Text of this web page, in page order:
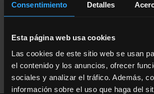
Consentimiento Detalles
Esta página web usa cookies
Las cookies de este sitio web se usan
el contenido y los anuncios, ofrecer
sociales y analizar el tráfico. Además,
información sobre el uso que haga del
REGISTRATION
SUCCESS
Welcome